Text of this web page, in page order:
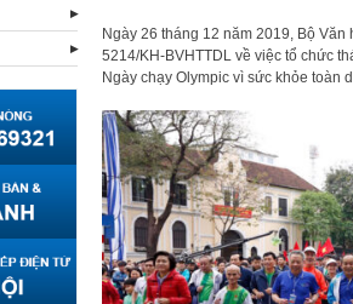
Ngày 26 tháng 12 năm 2019, Bộ
5214/KH-BVHTTDL về việc tổ chức
Ngày chạy Olympic vì sức khỏe toàn